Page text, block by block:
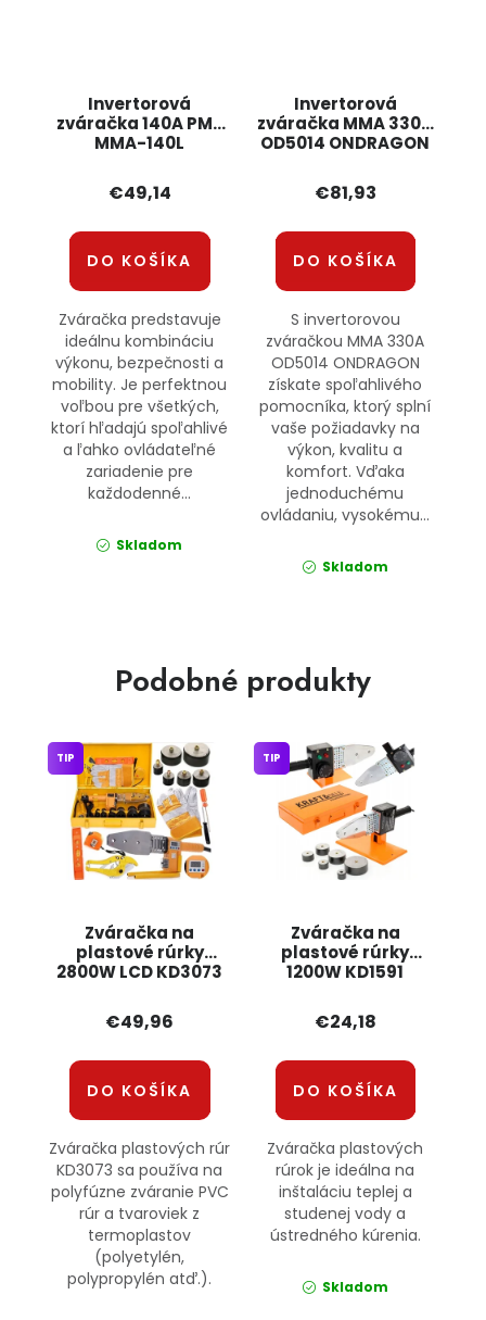
Invertorová
zváračka 140A PM-
MMA-140L
€49,14
DO KOŠÍKA
Zváračka predstavuje
ideálnu kombináciu
výkonu, bezpečnosti a
mobility. Je perfektnou
voľbou pre všetkých,
ktorí hľadajú spoľahlivé
a ľahko ovládateľné
zariadenie pre
každodenné...
Skladom
Invertorová
zváračka MMA 330A
OD5014 ONDRAGON
€81,93
DO KOŠÍKA
S invertorovou
zváračkou MMA 330A
OD5014 ONDRAGON
získate spoľahlivého
pomocníka, ktorý splní
vaše požiadavky na
výkon, kvalitu a
komfort. Vďaka
jednoduchému
ovládaniu, vysokému...
Skladom
Podobné produkty
Zváračka na
plastové rúrky
2800W LCD KD3073
TIP
€49,96
DO KOŠÍKA
Zváračka plastových rúr
KD3073 sa používa na
polyfúzne zváranie PVC
rúr a tvaroviek z
termoplastov
(polyetylén,
polypropylén atď.).
Zváračka na
plastové rúrky
1200W KD1591
TIP
€24,18
DO KOŠÍKA
Zváračka plastových
rúrok je ideálna na
inštaláciu teplej a
studenej vody a
ústredného kúrenia.
Skladom